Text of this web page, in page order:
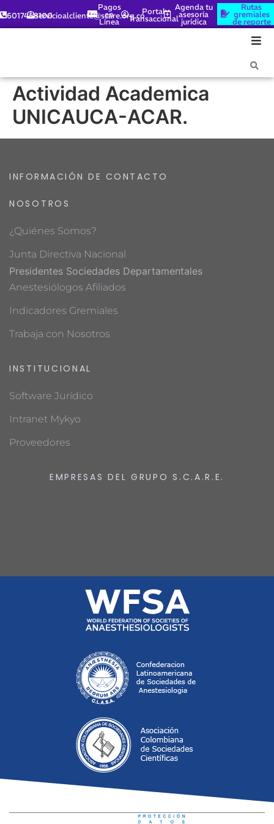
6017448100servicioalcliente@scare.org.co
Pagos
en
Línea
Portal
Transaccional
Agenda tu
asesoría
jurídica
Rutas
gremiales
de reporte
Actividad Academica
UNICAUCA-ACAR.
INFORMACIÓN DE CONTACTO
NOSOTROS
¿Quiénes Somos?
Junta Directiva Nacional
Presidentes Sociedades Departamentales
Anestesiólogos Afiliados
Indicadores Gremiales
Trabaja con Nosotros
INSTITUCIONAL
Software Jurídico
Intranet Mykyo
Proveedores
EMPRESAS DEL GRUPO S.C.A.R.E.